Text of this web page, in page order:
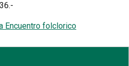
Encuentro folclorico